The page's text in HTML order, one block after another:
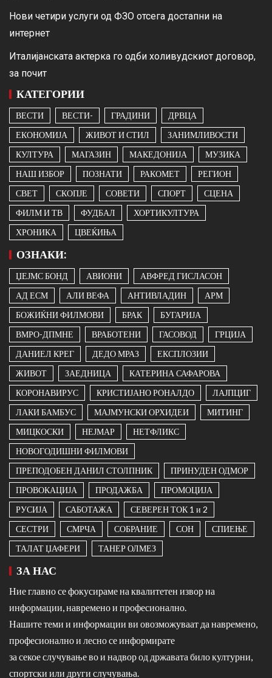
Нови четири услуги од ФЗО отсега достапни на
интернет
Италијанската актерка го одби холивудскиот договор,
за почит
КАТЕГОРИИ
ВЕСТИ ВЕСТИ- ГРАДИНИ
ДРВЦА
ЕКОНОМИЈА
ЖИВОТ И СТИЛ
ЗАНИМЛИВОСТИ
КУЛТУРА
МАГАЗИН МАКЕДОНИЈА
МУЗИКА
НАШ ИЗБОР
ПОЗНАТИ РАКОМЕТ
РЕГИОН
СВЕТ
СКОПЈЕ СОВЕТИ СПОРТ
СЦЕНА
ФИЛМ И ТВ
ФУДБАЛ
ХОРТИКУЛТУРА
ХРОНИКА
ЦВЕЌИЊА
ОЗНАКИ:
ЏЕЈМС БОНД АВИОНИ
АВФРЕД ГИСЛАСОН
АД ЕСМ
АЛИ ВЕФА АНТИВЛАДИН
АРМ
БОЖИЌНИ ФИЛМОВИ
БРАК
БУГАРИЈА
ВМРО-ДПМНЕ
ВРАБОТЕНИ ГАСОВОД
ГРЦИЈА
ДАНИЕЛ КРЕГ
ДЕДО МРАЗ
ЕКСПЛОЗИИ
ЖИВОТ
ЗАЕДНИЦА
КАТЕРИНА САФАРОВА
КОРОНАВИРУС
КРИСТИЈАНО РОНАЛДО
ЛАЈПЦИГ
ЛАКИ БАМБУС
МАЈМУНСКИ ОРХИДЕИ
МИТИНГ
МИЦКОСКИ
НЕЈМАР
НЕТФЛИКС
НОВОГОДИШНИ ФИЛМОВИ
ПРЕПОДОБЕН ДАНИЛ СТОЛПНИК
ПРИНУДЕН ОДМОР
ПРОВОКАЦИЈА
ПРОДАЖБА
ПРОМОЦИЈА
РУСИЈА
САБОТАЖА
СЕВЕРЕН ТОК 1 и 2
СЕСТРИ
СМРЧА СОБРАНИЕ СОН
СПИЕЊЕ
ТАЛАТ ЏАФЕРИ
ТАНЕР ОЛМЕЗ
ЗА НАС
Ние главно се фокусираме на квалитетен извор на
информации, навремено и професионално.
Нашите теми и информации ви овозможуваат да навремено,
професионално и лесно се информирате
за секое случување во и надвор од државата било културни,
спортски или други случувања.